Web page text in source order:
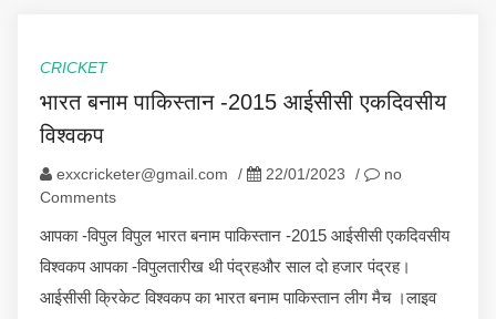
CRICKET
भारत बनाम पाकिस्तान -2015 आईसीसी एकदिवसीय
विश्वकप
exxcricketer@gmail.com / 22/01/2023 /
no
Comments
आपका -विपुल विपुल भारत बनाम पाकिस्तान -2015 आईसीसी एकदिवसीय
विश्वकप आपका -विपुलतारीख थी पंद्रहऔर साल दो हजार पंद्रह।
आईसीसी क्रिकेट विश्वकप का भारत बनाम पाकिस्तान लीग मैच ।लाइव